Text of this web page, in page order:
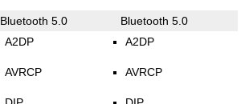
Bluetooth 5.0 Bluetooth 5.0
A2DP
AVRCP
A2DP
AVRCP